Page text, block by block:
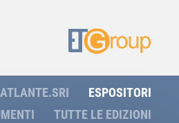
ATLANTE.SRI
ESPOSITORI
TUTTE LE EDIZIONI